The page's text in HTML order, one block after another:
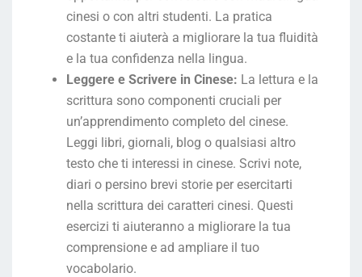
cinesi o con altri studenti. La pratica
costante ti aiuterà a migliorare la tua fluidità
e la tua confidenza nella lingua.
Leggere e Scrivere in Cinese: La lettura e la
scrittura sono componenti cruciali per
un’apprendimento completo del cinese.
Leggi libri, giornali, blog o qualsiasi altro
testo che ti interessi in cinese. Scrivi note,
diari o persino brevi storie per esercitarti
nella scrittura dei caratteri cinesi. Questi
esercizi ti aiuteranno a migliorare la tua
comprensione e ad ampliare il tuo
vocabolario.